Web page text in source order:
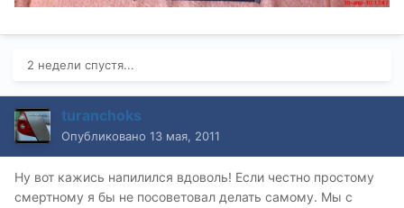
2 недели спустя...
turanchoks
Опубликовано 13 мая, 2011
Ну вот кажись напилился вдоволь! Если честно простому
смертному я бы не посоветовал делать самому. Мы с